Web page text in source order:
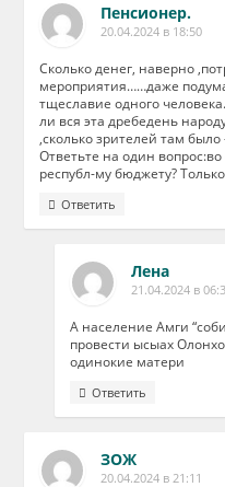
Пенсионер.
20.04.2024 в 18:50
Сколько денег, наверно
мероприятия……даже
тщеславие одного
ли вся эта дребедень
,сколько зрителей там
Ответьте на один
республ-му бюджету?
Ответить
Лена
21.04.2024 в
А население Амги
провести ысыах
одинокие матери
Ответить
ЗОЖ
20.04.2024 в 21:11